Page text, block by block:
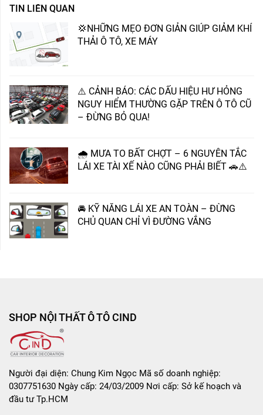
TIN LIÊN QUAN
💢NHỮNG MẸO ĐƠN GIẢN GIÚP GIẢM KHÍ
THẢI Ô TÔ, XE MÁY
⚠️ CẢNH BÁO: CÁC DẤU HIỆU HƯ HỎNG
NGUY HIỂM THƯỜNG GẶP TRÊN Ô TÔ CŨ
– ĐỪNG BỎ QUA!
🌧 MƯA TO BẤT CHỢT – 6 NGUYÊN TẮC
LÁI XE TÀI XẾ NÀO CŨNG PHẢI BIẾT 🚗⚠️
🚘 KỸ NĂNG LÁI XE AN TOÀN – ĐỪNG
CHỦ QUAN CHỈ VÌ ĐƯỜNG VẮNG
SHOP NỘI THẤT Ô TÔ CIND
Người đại diện: Chung Kim Ngọc Mã số doanh nghiệp:
0307751630 Ngày cấp: 24/03/2009 Nơi cấp: Sở kế hoạch và
đầu tư Tp.HCM